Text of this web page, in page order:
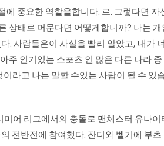
중요한 역할을합니다. 르. 그렇다면 자
상태로 머문다면 어떻게합니까? 나는
사람들은이 사실을 빨리 알았고, 내가
인기있는 스포츠 인 많은 다른 나라
라고 나는 말할 수있는 사람이 될 수 있
미어 리그에서의 충돌로 맨체스터 유나
전반전에 참여했다. 잔디와 벨기에 부